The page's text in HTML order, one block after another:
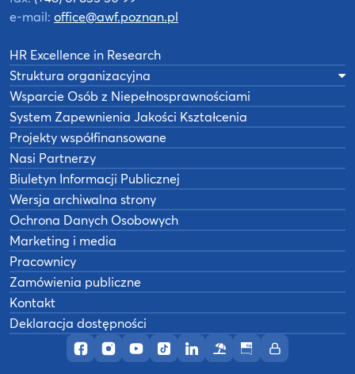
Profil AWF Poznań w serwisie Facebook
Profil AWF Poznań w serwisie Instagram
Profil AWF Poznań w serwisie YouTube
Profil AWF Poznań w serwisie
Profil AWF Poznań w
OśrodekBiuletynIntranet
e-mail: office@awf.poznan.pl
HR Excellence in Research
Struktura organizacyjna
Wsparcie Osób z Niepełnosprawnościami
System Zapewnienia Jakości Kształcenia
Projekty współfinansowane
Nasi Partnerzy
Biuletyn Informacji Publicznej
Wersja archiwalna strony
Ochrona Danych Osobowych
Marketing i media
Pracownicy
Zamówienia publiczne
Kontakt
Deklaracja dostępności